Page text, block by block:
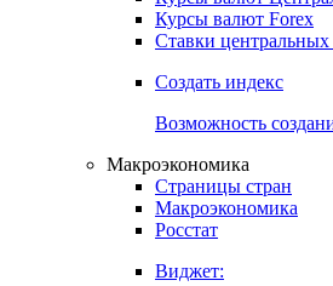
Индикаторы рынка
Поиск индексов
Курсы валют
Ставки центральных
Создать индекс
Возможность
Страницы стран